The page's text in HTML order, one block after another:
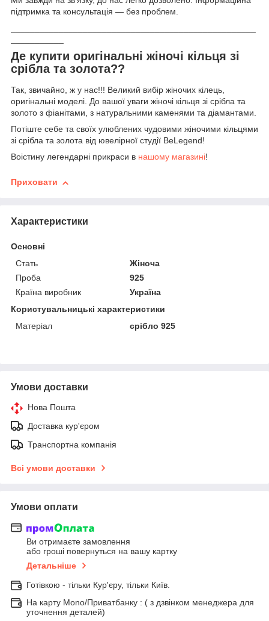
підтримка та консультація — без проблем.
Де купити оригінальні жіночі кільця зі
срібла та золота??
Так, звичайно, ж у нас!!! Великий вибір жіночих кілець,
оригінальні моделі. До вашої уваги жіночі кільця зі срібла та
золото з фіанітами, з натуральними каменями та діамантами.
Потіште себе та своїх улюблених чудовими жіночими кільцями
зі срібла та золота від ювелірної студії BeLegend!
Воістину легендарні прикраси в нашому магазині!
Приховати
Характеристики
Основні
Стать
Жіноча
Проба
925
Країна виробник
Україна
Користувальницькі характеристики
Матеріал
срібло 925
Умови доставки
Нова Пошта
Доставка кур'єром
Транспортна компанія
Всі умови доставки
Умови оплати
Ви отримаєте замовлення
або гроші повернуться на вашу картку
Детальніше
Готівкою - тільки Кур'єру, тільки Київ.
На карту Mono/Приватбанку : ( з дзвінком менеджера для
уточнення деталей)